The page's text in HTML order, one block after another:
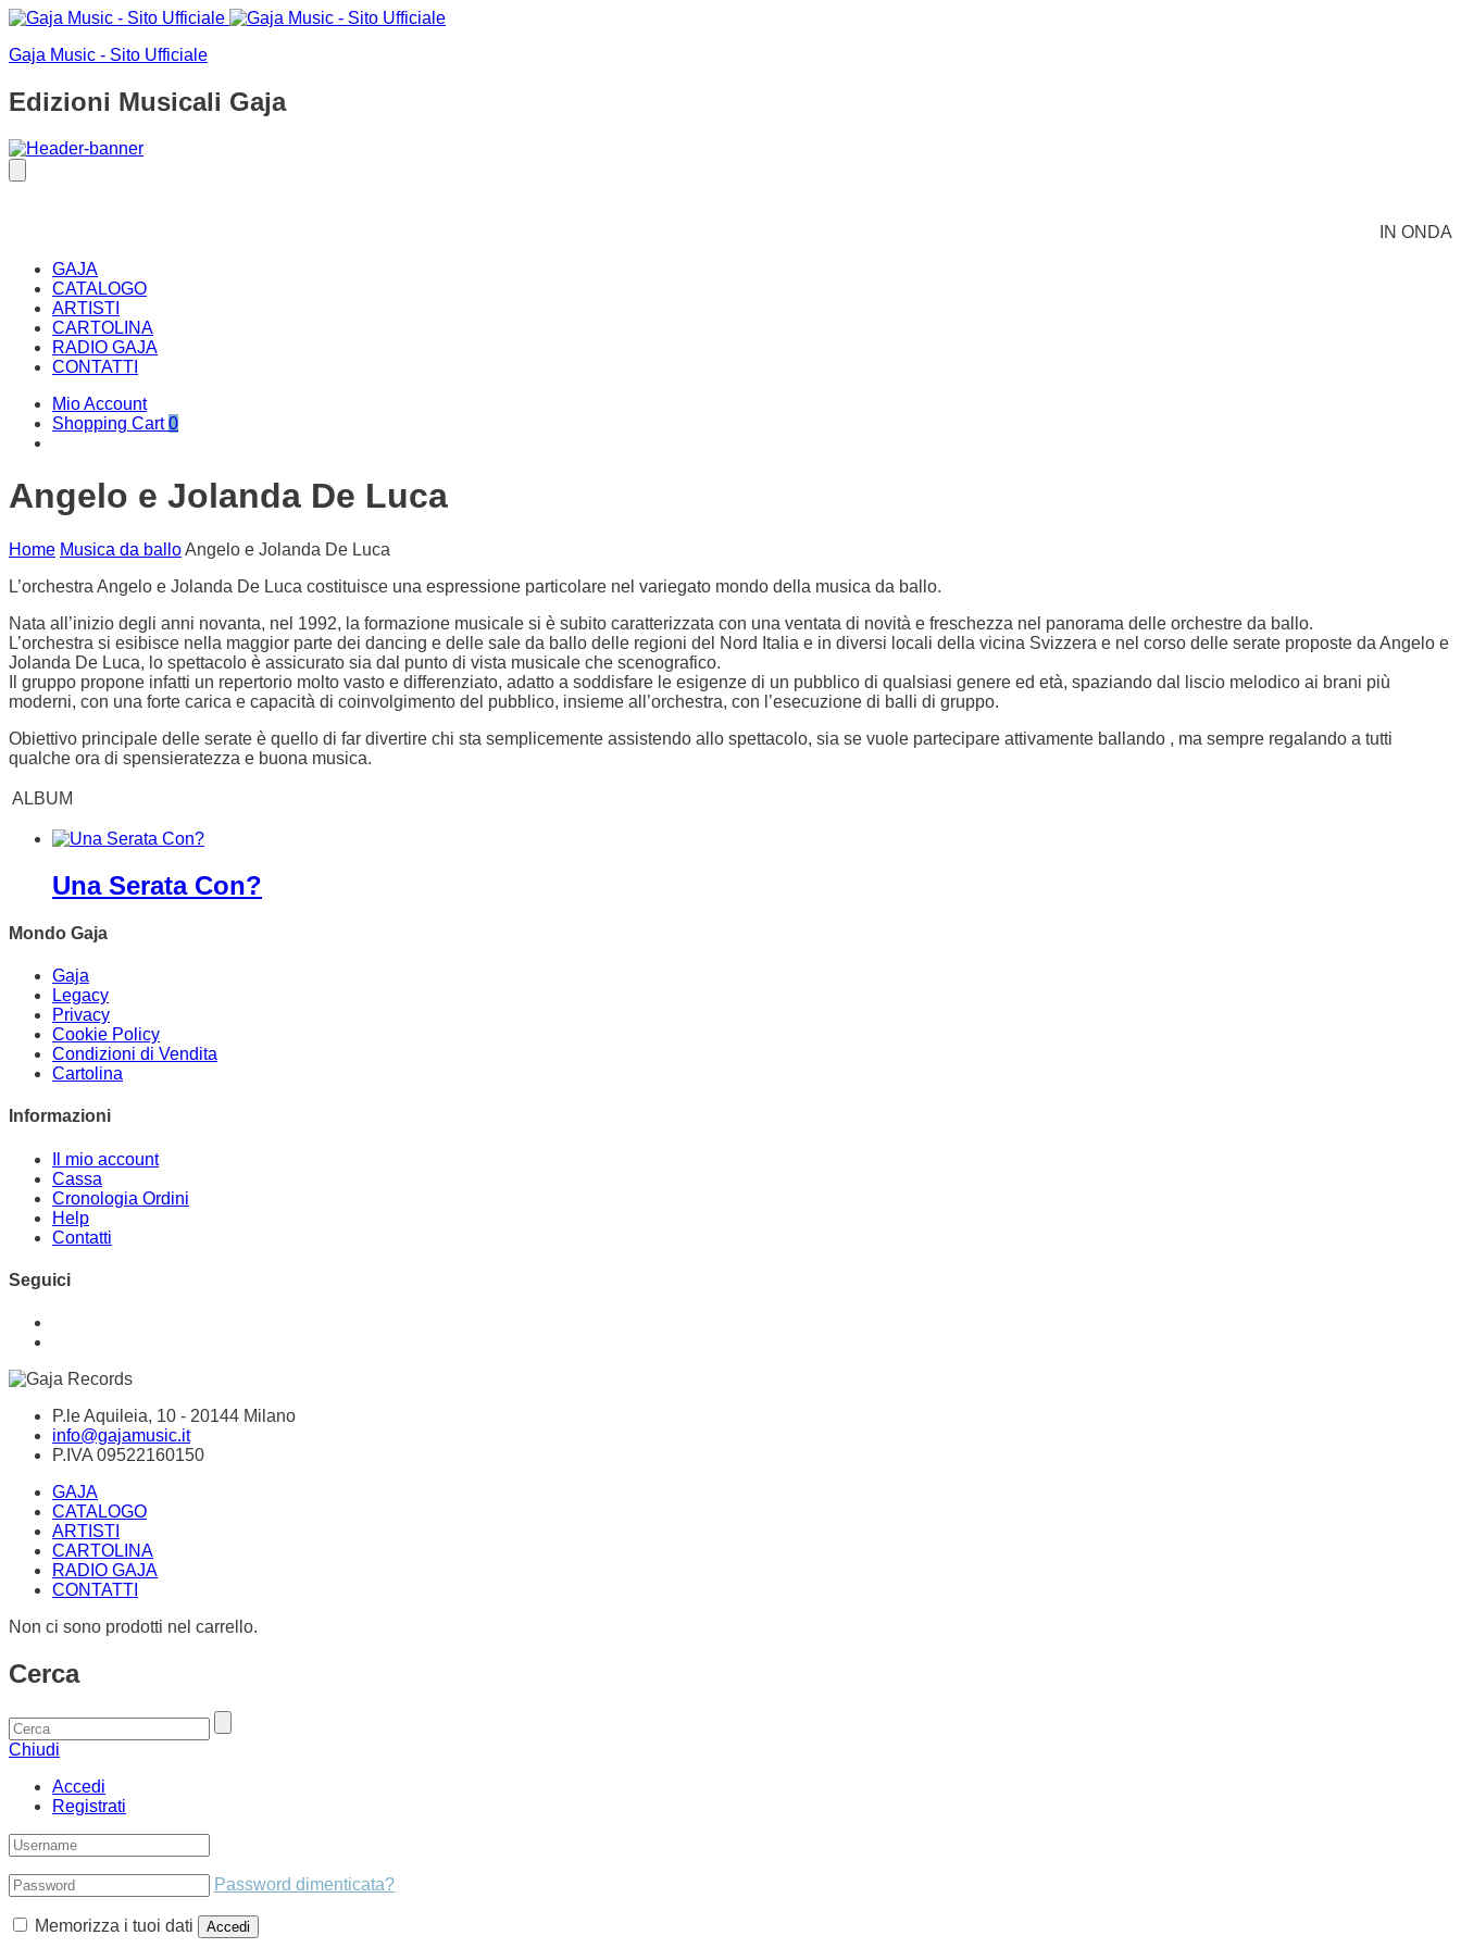
Gaja Music - Sito Ufficiale
Edizioni Musicali Gaja
IN ONDA
GAJA
CATALOGO
ARTISTI
CARTOLINA
RADIO GAJA
CONTATTI
Mio Account
Shopping Cart 0
Angelo e Jolanda De Luca
Home Musica da balloAngelo e Jolanda De Luca
L’orchestra Angelo e Jolanda De Luca costituisce una espressione particolare nel variegato mondo della musica da ballo.
Nata all’inizio degli anni novanta, nel 1992, la formazione musicale si è subito caratterizzata con una ventata di novità e freschezza nel panorama delle orchestre da ballo.
L’orchestra si esibisce nella maggior parte dei dancing e delle sale da ballo delle regioni del Nord Italia e in diversi locali della vicina Svizzera e nel corso delle serate proposte da Angelo e
Jolanda De Luca, lo spettacolo è assicurato sia dal punto di vista musicale che scenografico.
Il gruppo propone infatti un repertorio molto vasto e differenziato, adatto a soddisfare le esigenze di un pubblico di qualsiasi genere ed età, spaziando dal liscio melodico ai brani più
moderni, con una forte carica e capacità di coinvolgimento del pubblico, insieme all’orchestra, con l’esecuzione di balli di gruppo.
Obiettivo principale delle serate è quello di far divertire chi sta semplicemente assistendo allo spettacolo, sia se vuole partecipare attivamente ballando , ma sempre regalando a tutti
qualche ora di spensieratezza e buona musica.
ALBUM
Una Serata Con?
Mondo Gaja
Gaja
Legacy
Privacy
Cookie Policy
Condizioni di Vendita
Cartolina
Informazioni
Il mio account
Cassa
Cronologia Ordini
Help
Contatti
Seguici
P.le Aquileia, 10 - 20144 Milano
info@gajamusic.it
P.IVA 09522160150
GAJA
CATALOGO
ARTISTI
CARTOLINA
RADIO GAJA
CONTATTI
Non ci sono prodotti nel carrello.
Cerca
Chiudi
Accedi
Registrati
Password dimenticata?
Memorizza i tuoi dati